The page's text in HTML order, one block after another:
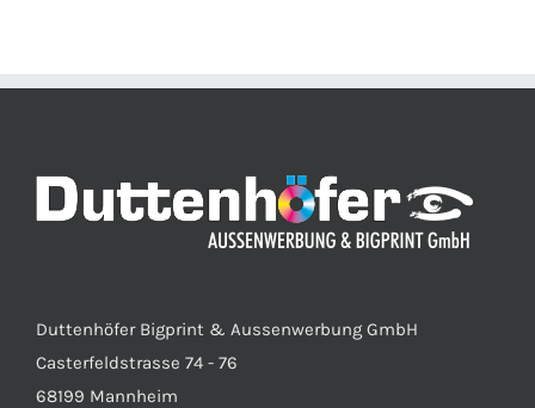
Duttenhöfer Bigprint & Aussenwerbung GmbH
Casterfeldstrasse 74 - 76
68199 Mannheim